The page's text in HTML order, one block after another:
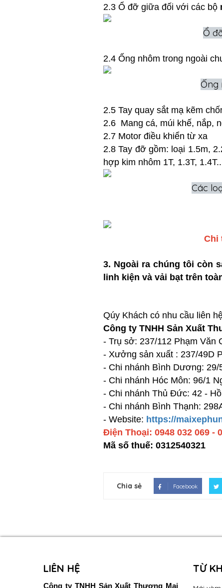
2.3 Ổ đỡ giữa đối với các bộ
Ổ
2.4 Ống nhôm trong ngoài
Ống
2.5 Tay quay sắt mạ kẽm
2.6 Mang cá, múi khế, nắp,
2.7 Motor điều khiển từ xa
2.8 Tay đỡ gồm: loại 1.5m,
hợp kim nhôm 1T, 1.3T,
Các
Chi
3. Ngoài ra chúng tôi còn
linh kiện và vải bạt trên
Qúy Khách có nhu cầu liên
Công ty TNHH Sản Xuất
- Trụ sở: 237/112 Phạm Văn
- Xưởng sản xuất : 237/49D
- Chi nhánh Bình Dương:
- Chi nhánh Hóc Môn: 96/1
- Chi nhánh Thủ Đức: 42 -
- Chi nhánh Bình Thạnh:
- Website: https://
Điện Thoại: 0948 032 069 -
Mã số thuế: 0312540321
Chia sẻ Facebook
LIÊN HỆ
Công ty TNHH Sản Xuất Thương Mại
TỪ